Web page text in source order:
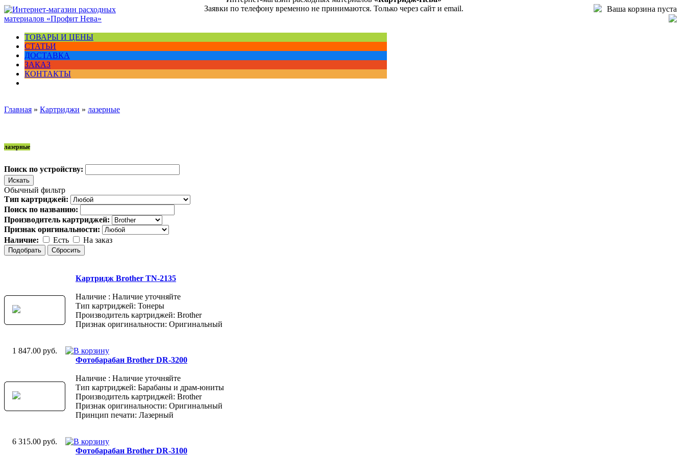
Заявки по телефону временно не принимаются. Только через сайт и email.
Ваша корзина пуста
ТОВАРЫ И ЦЕНЫ
СТАТЬИ
ДОСТАВКА
ЗАКАЗ
КОНТАКТЫ
Главная » Картриджи » лазерные
лазерные
Поиск по устройству:
Обычный фильтр
Тип картриджей:
Поиск по названию:
Производитель картриджей:
Признак оригинальности:
Наличие:
Есть На заказ
Картридж Brother TN-2135
Наличие : Наличие уточняйте
Тип картриджей: Тонеры
Производитель картриджей: Brother
Признак оригинальности: Оригинальный
1 847.00 руб.
Фотобарабан Brother DR-3200
Наличие : Наличие уточняйте
Тип картриджей: Барабаны и драм-юниты
Производитель картриджей: Brother
Признак оригинальности: Оригинальный
Принцип печати: Лазерный
6 315.00 руб.
Фотобарабан Brother DR-3100